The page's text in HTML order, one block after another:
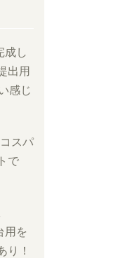
成し
出用
感じ
スパ
で
用を
り！